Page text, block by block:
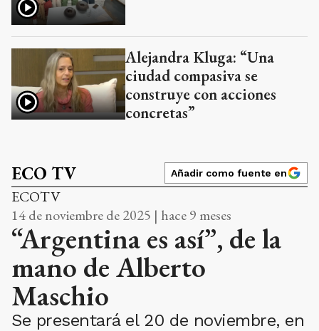
Alejandra Kluga: “Una
ciudad compasiva se
construye con acciones
concretas”
ECO TV Añadir como fuente en
ECOTV
14 de noviembre de 2025 | hace 9 meses
“Argentina es así”, de la
mano de Alberto
Maschio
Se presentará el 20 de noviembre, en